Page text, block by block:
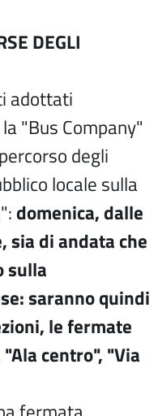
DEGLI
adottati
"Bus Company"
degli
locale sulla
domenica, dalle
sia di andata che
sulla
saranno quindi
le fermate
centro", "Via